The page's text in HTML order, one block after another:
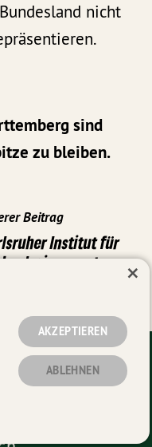
nicht
sind
zu bleiben.
Beitrag
Institut für
erneut
AKZEPTIEREN
ABLEHNEN
×